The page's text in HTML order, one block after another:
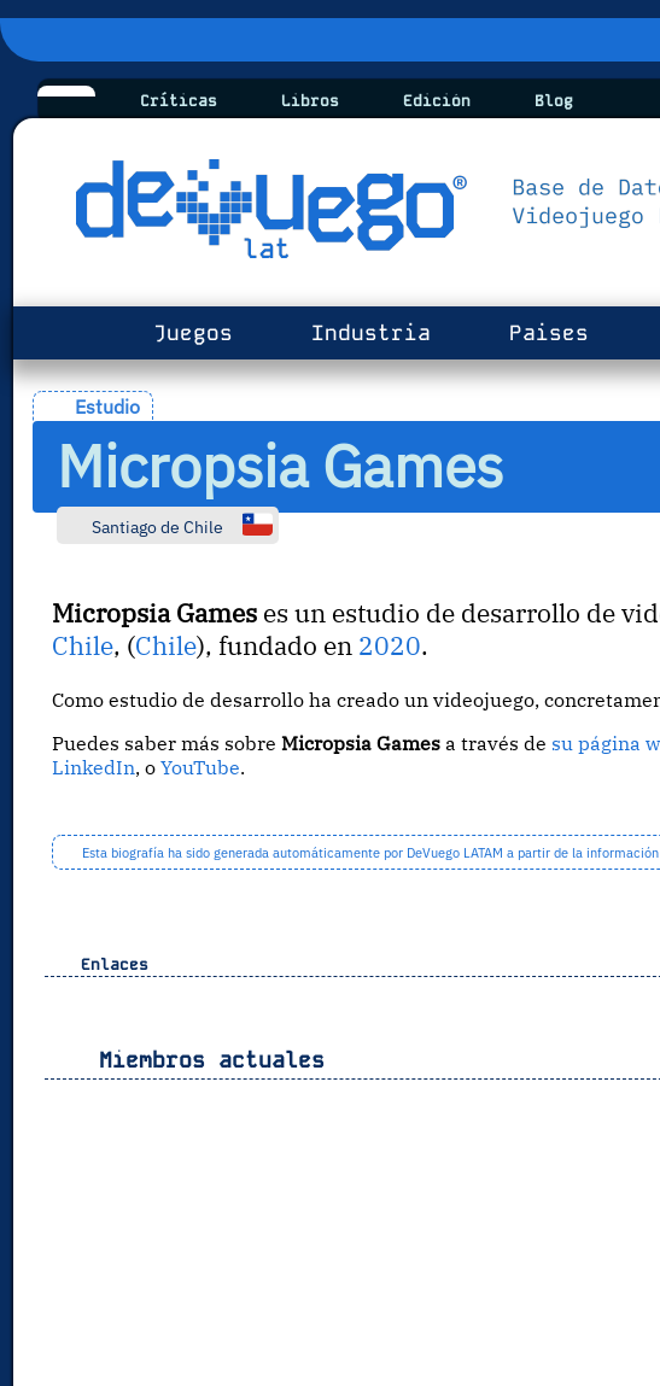
Críticas Libros Edición Blog
Juegos Industria Paises
Estudio
Micropsia Games
Santiago de Chile
Micropsia Games es un estudio de desarrollo de
Chile, (Chile), fundado en 2020.
Como estudio de desarrollo ha creado un videojuego,
Puedes saber más sobreMicropsia Games a través de su página
LinkedIn, oYouTube.
Esta biografía ha sido generada automáticamente por DeVuego LATAM a partir de la
Enlaces
Miembros actuales